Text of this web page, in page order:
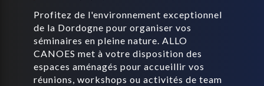
Profitez de l'environnement exceptionnel
de la Dordogne pour organiser vos
séminaires en pleine nature. ALLO
CANOES met à votre disposition des
espaces aménagés pour accueillir vos
réunions, workshops ou activités de team